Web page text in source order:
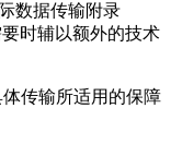
数据传输附录
时辅以额外的技术
传输所适用的保障